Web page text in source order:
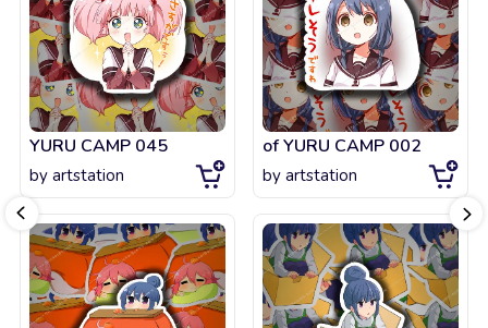
YURU CAMP 045
by artstation
of YURU CAMP 002
by artstation